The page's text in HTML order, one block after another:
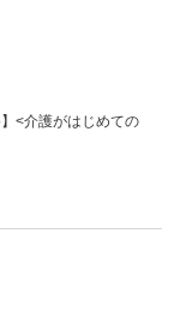
<介護がはじめての